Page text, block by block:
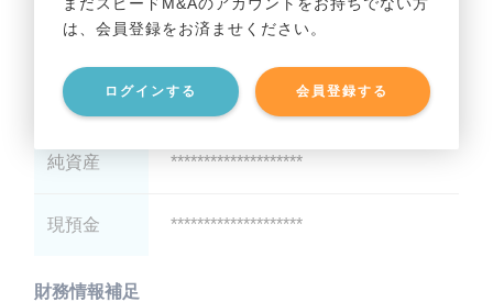
は、会員登録をお済ませください。
ログインする 会員登録する
総資産 ********************
有利子負債 ********************
純資産 ********************
現預金 ********************
財務情報補足